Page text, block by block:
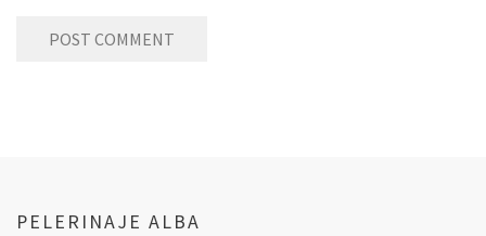
PELERINAJE ALBA